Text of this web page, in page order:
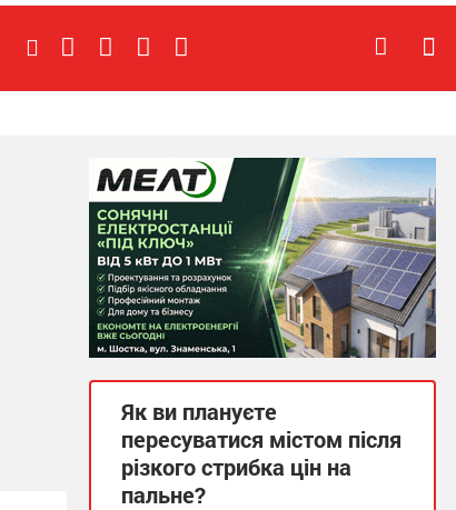
Як ви плануєте
пересуватися містом після
різкого стрибка цін на
пальне?